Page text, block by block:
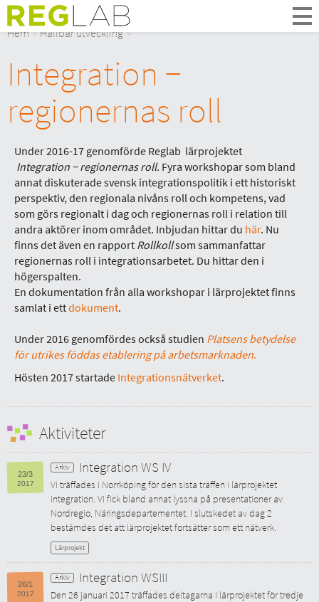
Om Oss
Om Reglab
Digitala möten
Medlemmar och partner
Kontakt
Hem Hållbar utveckling
Integration −
regionernas roll
Under 2016-17 genomförde Reglab lärprojektet
Integration − regionernas roll. Fyra workshopar som bland
annat diskuterade svensk integrationspolitik i ett historiskt
perspektiv, den regionala nivåns roll och kompetens, vad
som görs regionalt i dag och regionernas roll i relation till
andra aktörer inom området. Inbjudan hittar du här. Nu
finns det även en rapport Rollkollsom sammanfattar
regionernas roll i integrationsarbetet. Du hittar den i
högerspalten.
En dokumentation från alla workshopar i lärprojektet finns
samlat i ettdokument.
Under 2016 genomfördes också studien Platsens betydelse
för utrikes föddas etablering på arbetsmarknaden.
Hösten 2017 startade Integrationsnätverket.
Aktiviteter
23/3
2017
Integration WS IV
Vi träffades i Norrköping för den sista träffen i lärprojektet
integration. Vi fick bland annat lyssna på presentationer av
Nordregio, Näringsdepartementet. I slutskedet av dag 2
bestämdes det att lärprojektet fortsätter som ett nätverk.
Lärprojekt
26/1
2017
Integration WSIII
Den 26 januari 2017 träffades deltagarna i lärprojektet för tredje